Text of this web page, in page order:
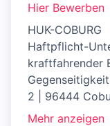
Hier Bewerben
HUK-COBURG
Haftpflicht-
kraftfahrender
2 | 96444
Mehr anzeigen